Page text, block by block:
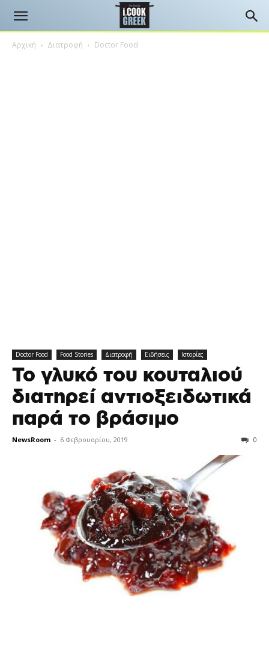
Αρχική Διατροφή Doctor Food
Doctor Food Food Stories Διατροφή Ειδήσεις Ιστορίες
Το γλυκό του κουταλιού
διατηρεί αντιοξειδωτικά
παρά το βράσιμο
NewsRoom - 6 Φεβρουαρίου, 2019 0